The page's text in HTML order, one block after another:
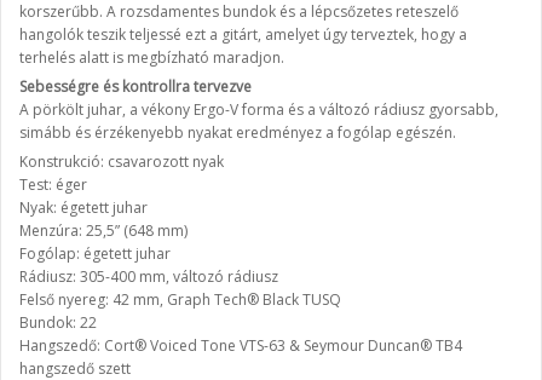
korszerűbb. A rozsdamentes bundok és a lépcsőzetes reteszelő
hangolók teszik teljessé ezt a gitárt, amelyet úgy terveztek, hogy a
terhelés alatt is megbízható maradjon.
Sebességre és kontrollra tervezve
A pörkölt juhar, a vékony Ergo-V forma és a változó rádiusz gyorsabb,
simább és érzékenyebb nyakat eredményez a fogólap egészén.
Konstrukció: csavarozott nyak
Test: éger
Nyak: égetett juhar
Menzúra: 25,5” (648 mm)
Fogólap: égetett juhar
Rádiusz: 305-400 mm, változó rádiusz
Felső nyereg: 42 mm, Graph Tech® Black TUSQ
Bundok: 22
Hangszedő: Cort® Voiced Tone VTS-63 & Seymour Duncan® TB4
hangszedő szett